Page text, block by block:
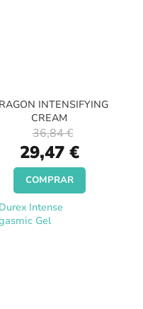
INTENSIFYING
CREAM
Special
Price
29,47 €
36,84 €
COMPRAR